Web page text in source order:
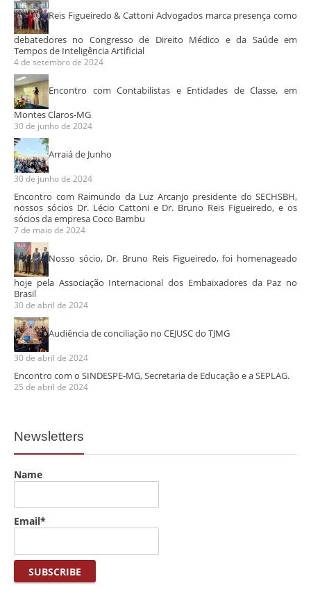
Reis Figueiredo & Cattoni Advogados marca presença como
debatedores no Congresso de Direito Médico e da Saúde em
Tempos de Inteligência Artificial
4 de setembro de 2024
Encontro com Contabilistas e Entidades de Classe, em
Montes Claros-MG
30 de junho de 2024
Arraiá de Junho
30 de junho de 2024
Encontro com Raimundo da Luz Arcanjo presidente do SECHSBH,
nossos sócios Dr. Lécio Cattoni e Dr. Bruno Reis Figueiredo, e os
sócios da empresa Coco Bambu
7 de maio de 2024
Nosso sócio, Dr. Bruno Reis Figueiredo, foi homenageado
hoje pela Associação Internacional dos Embaixadores da Paz no
Brasil
30 de abril de 2024
Audiência de conciliação no CEJUSC do TJMG
30 de abril de 2024
Encontro com o SINDESPE-MG, Secretaria de Educação e a SEPLAG.
25 de abril de 2024
Newsletters
Name
Email*